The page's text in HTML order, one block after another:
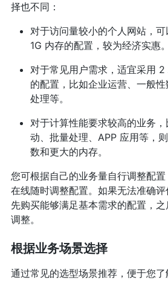
择也不同：
对于访问量较小的个人网站，
1G 内存的配置，较为经济实惠。
对于常见用户需求，适宜采用
的配置，比如企业运营、一般
处理等。
对于计算性能要求较高的业务
动、批量处理、APP 应用等，
数和更大的内存。
您可根据自己的业务量自行调整配
在线随时调整配置。如果无法准确
先购买能够满足基本需求的配置，
调整。
根据业务场景选择
通过常见的选型场景推荐，便于您